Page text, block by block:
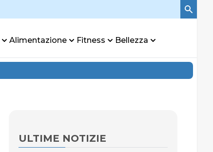
Alimentazione Fitness Bellezza
ULTIME NOTIZIE